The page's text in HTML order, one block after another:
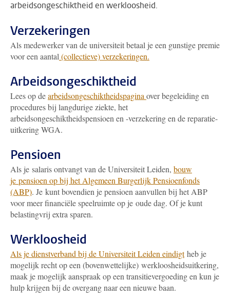
arbeidsongeschiktheid en werkloosheid.
Verzekeringen
Als medewerker van de universiteit betaal je een gunstige premie
voor een aantal (collectieve) verzekeringen.
Arbeidsongeschiktheid
Lees op dearbeidsongeschiktheidspagina over begeleiding en
procedures bij langdurige ziekte, het
arbeidsongeschiktheidspensioen en -verzekering en de reparatie-
uitkering WGA.
Pensioen
Als je salaris ontvangt van de Universiteit Leiden, bouw
je pensioen op bij het Algemeen Burgerlijk Pensioenfonds
(ABP). Je kunt bovendien je pensioen aanvullen bij het ABP
voor meer financiële speelruimte op je oude dag. Of je kunt
belastingvrij extra sparen.
Werkloosheid
Als je dienstverband bij de Universiteit Leiden eindigtheb je
mogelijk recht op een (bovenwettelijke) werkloosheidsuitkering,
maak je mogelijk aanspraak op een transitievergoeding en kun je
hulp krijgen bij de overgang naar een nieuwe baan.